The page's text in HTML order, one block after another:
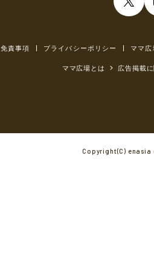
免責事項 プライバシーポリシー ママ
ママ広場とは 広告掲載
Copyright(C) enasia